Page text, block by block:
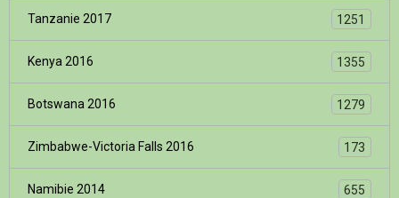
Tanzanie 2017 1251
Kenya 2016 1355
Botswana 2016 1279
Zimbabwe-Victoria Falls 2016 173
Namibie 2014 655